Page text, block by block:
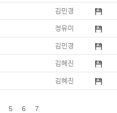
김민경
정유미
김민경
김혜진
김혜진
5 6 7